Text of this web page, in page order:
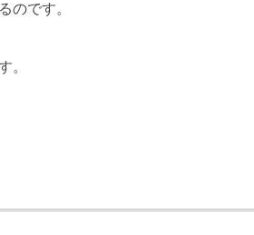
のです。
。